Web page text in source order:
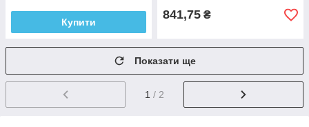
Купити
841,75 ₴
Показати ще
1 / 2